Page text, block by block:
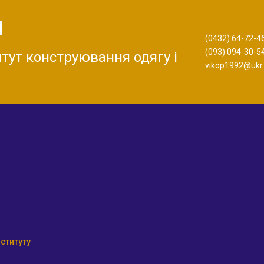
конструювання одягу і
(0432) 64-72-
(093) 094-30-